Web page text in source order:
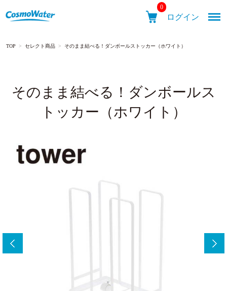
CosmoWater
0
ログイン
TOP > セレクト商品 > そのまま結べる！ダンボールストッカー（ホワイト）
そのまま結べる！ダンボールス
トッカー（ホワイト）